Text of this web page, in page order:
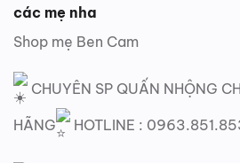
các mẹ nha
Shop mẹ Ben Cam
CHUYÊN SP QUẤN NHỘNG
HÃNG HOTLINE :